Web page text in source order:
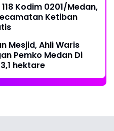
Kodim 0201/Medan,
Ketiban
Ahli Waris
Pemko Medan Di
hektare